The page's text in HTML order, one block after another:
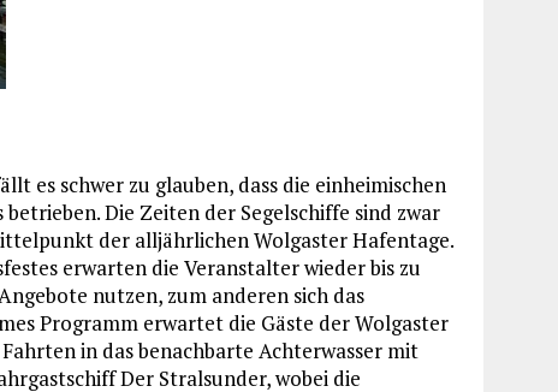
es schwer zu glauben, dass die einheimischen
Die Zeiten der Segelschiffe sind zwar
der alljährlichen Wolgaster Hafentage.
erwarten die Veranstalter wieder bis zu
nutzen, zum anderen sich das
Programm erwartet die Gäste der Wolgaster
in das benachbarte Achterwasser mit
Der Stralsunder, wobei die